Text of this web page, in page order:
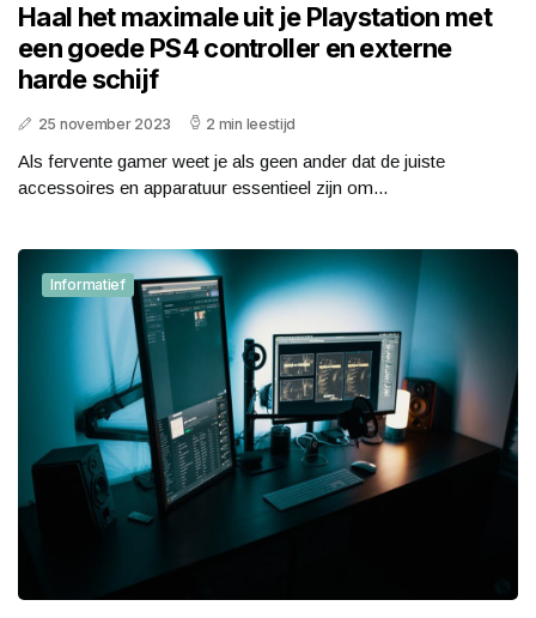
Haal het maximale uit je Playstation met
een goede PS4 controller en externe
harde schijf
25 november 2023 2 min leestijd
Als fervente gamer weet je als geen ander dat de juiste
accessoires en apparatuur essentieel zijn om...
Informatief